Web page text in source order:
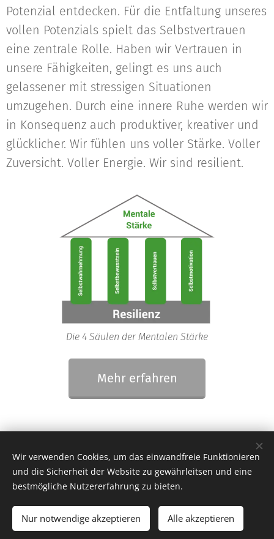
Potenzial entdecken. Für die Entfaltung unseres
vollen Potenzials spielt das Selbstvertrauen
eine zentrale Rolle. Haben wir Vertrauen in
unsere Fähigkeiten, gelingt es uns auch
gelassener mit stressigen Situationen
umzugehen. Durch eine innere Ruhe werden wir
in Konsequenz auch produktiver, kreativer und
glücklicher. Wir fühlen uns voller Stärke. Voller
Zuversicht. Voller Energie. Wir sind resilient.
Die 4 Säulen der Mentalen Stärke
Mehr erfahren
A-6840 Götzis
Kontakt
Unterstützt von
Wir verwenden Cookies, um das einwandfreie Funktionieren
und die Sicherheit der Website zu gewährleitsen und eine
bestmögliche Nutzererfahrung zu bieten.
Nur notwendige akzeptieren Alle akzeptieren